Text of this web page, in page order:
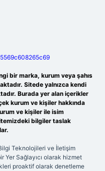
bir marka, kurum veya şahıs
Sitede yalnızca kendi
Burada yer alan içerikler
kurum ve kişiler hakkında
ve kişiler ile isim
bilgiler taslak
Teknolojileri ve İletişim
Yer Sağlayıcı olarak hizmet
proaktif olarak denetleme